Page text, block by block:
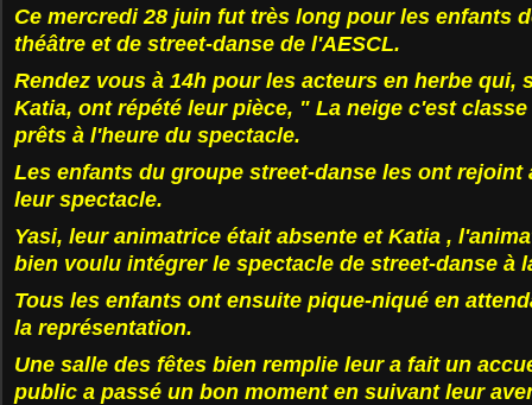
Ce mercredi 28 juin fut très long pour les enfants
théâtre et de street-danse de l'AESCL.
Rendez vous à 14h pour les acteurs en herbe qui,
Katia, ont répété leur pièce, " La neige c'est
prêts à l'heure du spectacle.
Les enfants du groupe street-danse les ont rejoint
leur spectacle.
Yasi, leur animatrice était absente et Katia ,
bien voulu intégrer le spectacle de street-danse à
Tous les enfants ont ensuite pique-niqué en
la représentation.
Une salle des fêtes bien remplie leur a fait un
public a passé un bon moment en suivant leur